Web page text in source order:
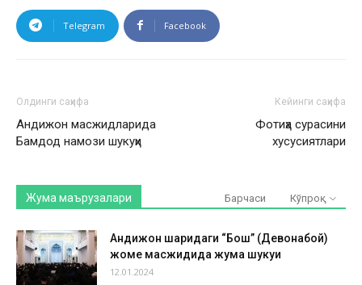
Telegram Facebook
Олдинги саҳифа
Андижон масжидларида
Бамдод намози шукуҳи
Кейинги саҳифа
Фотиҳа сурасини
хусусиятлари
Жума маърузалари Барчаси Кўпроқ
Андижон шаҳридаги “Бош” (Девонабой)
жоме масжидида жума шукуҳи
12.01.2024